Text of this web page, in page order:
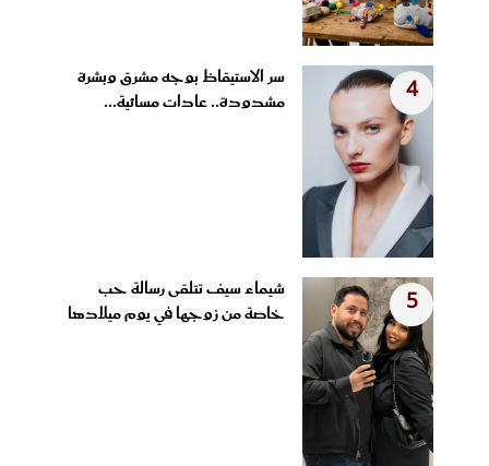
4
سر الاستيقاظ بوجه مشرق وبشرة
مشدودة.. عادات مسائية...
5
شيماء سيف تتلقى رسالة حب
خاصة من زوجها في يوم ميلادها